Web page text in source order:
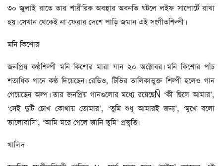
৩০ জুলাই রাতে তার শারীরিক অবস্থার অবনতি ঘটলে লইফ সাপোর্টে রাখা
হয়। সেখান থেকেই না ফেরার দেশে পাড়ি জমান এই সংগীতশিল্পী।
মনি কিশোর
জনপ্রিয় কণ্ঠশিল্পী মনি কিশোর মারা যান ২০ অক্টোবর। মনি কিশোর পাঁচ
শতাধিক গানে কণ্ঠ দিয়েছেন। রেডিও, টিভির তালিকাভুক্ত শিল্পী হলেও গান
গেয়েছেন অল্প। তার জনপ্রিয় গানগুলোর মধ্যে রয়েছেÑ ‘কী ছিলে আমার’,
‘সেই দুটি চোখ কোথায় তোমার’, ‘তুমি শুধু আমারই জন্য’, ‘মুখে বলো
ভালোবাসি’, ‘আমি মরে গেলে জানি তুমি’ প্রভৃতি।
খালিদ